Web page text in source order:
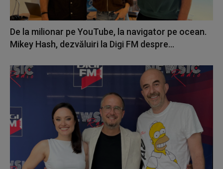
De la milionar pe YouTube, la navigator pe ocean.
Mikey Hash, dezvăluiri la Digi FM despre...